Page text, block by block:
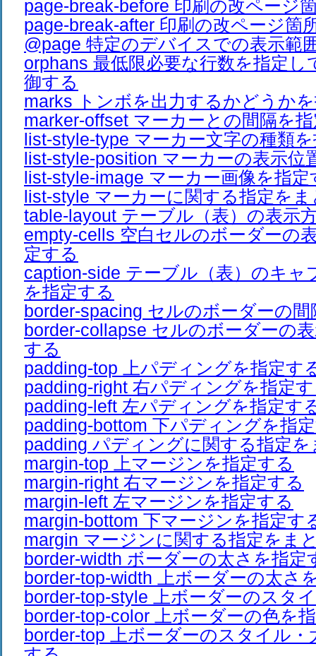
page-break-before 印刷の改ページ
page-break-after 印刷の改ページ箇
@page 特定のデバイスでの表示範
orphans 最低限必要な行数を指定し
御する
marks トンボを出力するかどうか
marker-offset マーカーとの間隔を
list-style-type マーカー文字の種類
list-style-position マーカーの表示位
list-style-image マーカー画像を指定
list-style マーカーに関する指定を
table-layout テーブル（表）の表示
empty-cells 空白セルのボーダーの
定する
caption-side テーブル（表）のキャ
を指定する
border-spacing セルのボーダーの
border-collapse セルのボーダーの
する
padding-top 上パディングを指定す
padding-right 右パディングを指定
padding-left 左パディングを指定す
padding-bottom 下パディングを指
padding パディングに関する指定
margin-top 上マージンを指定する
margin-right 右マージンを指定する
margin-left 左マージンを指定する
margin-bottom 下マージンを指定す
margin マージンに関する指定をま
border-width ボーダーの太さを指定
border-top-width 上ボーダーの太さ
border-top-style 上ボーダーのスタ
border-top-color 上ボーダーの色を
border-top 上ボーダーのスタイル・